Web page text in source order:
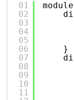
01
02
03
04
05
06
07
08
09
10
11
}